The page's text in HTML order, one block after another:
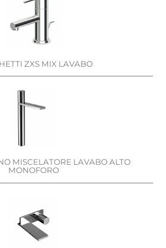
ZXS MIX LAVABO
MISCELATORE LAVABO ALTO
MONOFORO